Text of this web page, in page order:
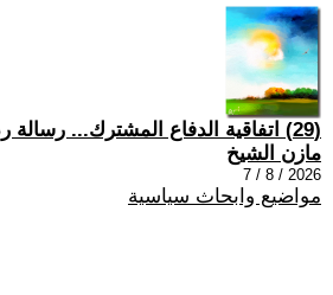
(29) اتفاقية الدفاع المشترك... رسالة ردع إلى إيران
مازن الشيخ
2026 / 8 / 7
مواضيع وابحاث سياسية